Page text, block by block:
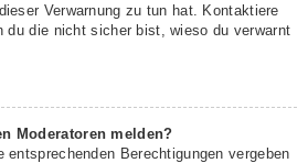
Verwarnung zu tun hat. Kontaktiere
du die nicht sicher bist, wieso du verwarnt
Moderatoren melden?
entsprechenden Berechtigungen vergeben